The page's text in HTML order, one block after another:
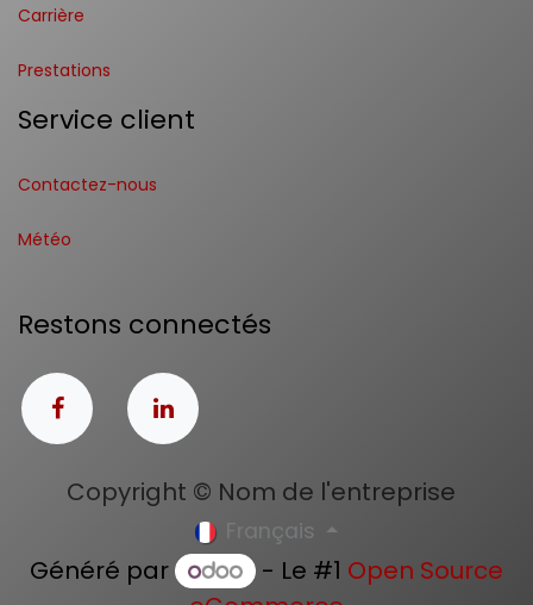
Carrière
Prestations
Service client
Contactez-nous
Météo
Restons connectés
Copyright © Nom de l'entreprise
Français
Généré par - Le #1 Open Source